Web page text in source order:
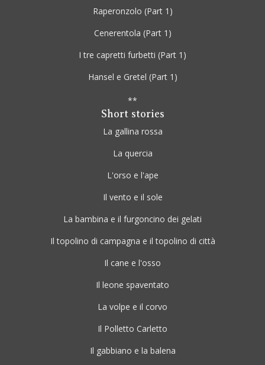
Raperonzolo (Part 1)
Cenerentola (Part 1)
I tre capretti furbetti (Part 1)
Hansel e Gretel (Part 1)
**
Short stories
La gallina rossa
La quercia
L'orso e l'ape
Il vento e il sole
La bambina e il furgoncino dei gelati
Il topolino di campagna e il topolino di città
Il cane e l'osso
Il leone spaventato
La volpe e il corvo
Il Polletto Carletto
Il gabbiano e la balena